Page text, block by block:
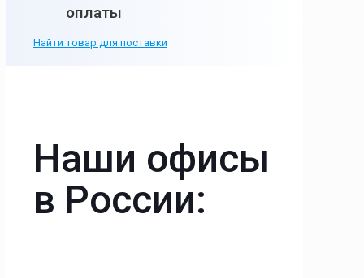
оплаты
Найти товар для поставки
Наши офисы
в России: